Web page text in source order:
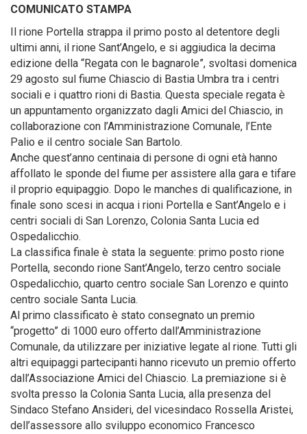
COMUNICATO STAMPA
Il rione Portella strappa il primo posto al detentore degli
ultimi anni, il rione Sant’Angelo, e si aggiudica la decima
edizione della “Regata con le bagnarole”, svoltasi domenica
29 agosto sul fiume Chiascio di Bastia Umbra tra i centri
sociali e i quattro rioni di Bastia. Questa speciale regata è
un appuntamento organizzato dagli Amici del Chiascio, in
collaborazione con l’Amministrazione Comunale, l’Ente
Palio e il centro sociale San Bartolo.
Anche quest’anno centinaia di persone di ogni età hanno
affollato le sponde del fiume per assistere alla gara e tifare
il proprio equipaggio. Dopo le manches di qualificazione, in
finale sono scesi in acqua i rioni Portella e Sant’Angelo e i
centri sociali di San Lorenzo, Colonia Santa Lucia ed
Ospedalicchio.
La classifica finale è stata la seguente: primo posto rione
Portella, secondo rione Sant’Angelo, terzo centro sociale
Ospedalicchio, quarto centro sociale San Lorenzo e quinto
centro sociale Santa Lucia.
Al primo classificato è stato consegnato un premio
“progetto” di 1000 euro offerto dall’Amministrazione
Comunale, da utilizzare per iniziative legate al rione. Tutti gli
altri equipaggi partecipanti hanno ricevuto un premio offerto
dall’Associazione Amici del Chiascio. La premiazione si è
svolta presso la Colonia Santa Lucia, alla presenza del
Sindaco Stefano Ansideri, del vicesindaco Rossella Aristei,
dell’assessore allo sviluppo economico Francesco